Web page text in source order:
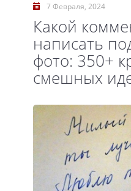
7 Февраля, 2024
Какой
написать
фото: 350+
смешных